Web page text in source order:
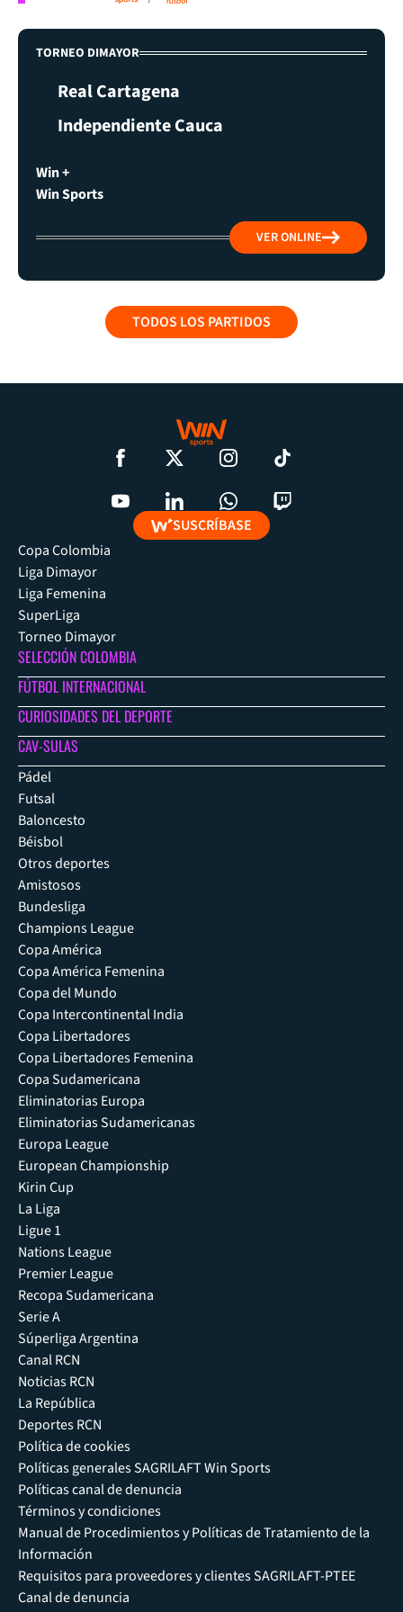
TORNEO DIMAYOR
Real Cartagena
Independiente Cauca
Win +
Win Sports
VER ONLINE
TODOS LOS PARTIDOS
SUSCRÍBASE
Copa Colombia
Liga Dimayor
Liga Femenina
SuperLiga
Torneo Dimayor
SELECCIÓN COLOMBIA
FÚTBOL INTERNACIONAL
CURIOSIDADES DEL DEPORTE
CAV-SULAS
Pádel
Futsal
Baloncesto
Béisbol
Otros deportes
Amistosos
Bundesliga
Champions League
Copa América
Copa América Femenina
Copa del Mundo
Copa Intercontinental India
Copa Libertadores
Copa Libertadores Femenina
Copa Sudamericana
Eliminatorias Europa
Eliminatorias Sudamericanas
Europa League
European Championship
Kirin Cup
La Liga
Ligue 1
Nations League
Premier League
Recopa Sudamericana
Serie A
Súperliga Argentina
Canal RCN
Noticias RCN
La República
Deportes RCN
Política de cookies
Políticas generales SAGRILAFT Win Sports
Políticas canal de denuncia
Términos y condiciones
Manual de Procedimientos y Políticas de Tratamiento de la
Información
Requisitos para proveedores y clientes SAGRILAFT-PTEE
Canal de denuncia